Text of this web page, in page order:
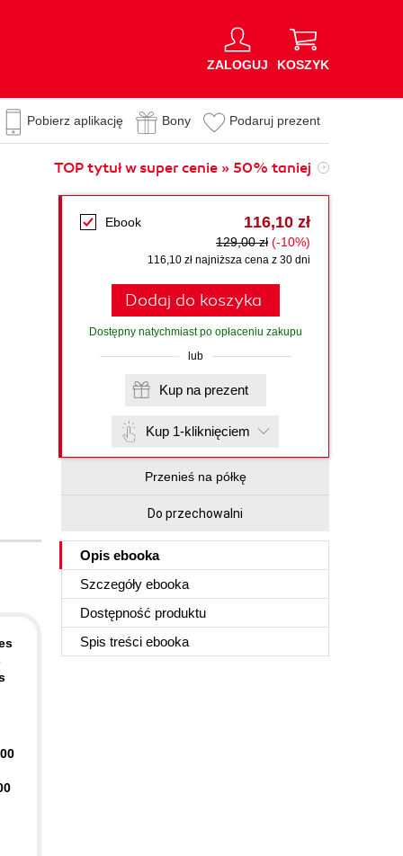
ZALOGUJ KOSZYK
Pobierz aplikację Bony Podaruj prezent
TOP tytuł w super cenie » 50% taniej
Ebook 116,10 zł
129,00 zł (-10%)
116,10 zł najniższa cena z 30 dni
Dodaj do koszyka
Dostępny natychmiast po opłaceniu zakupu
lub
Kup na prezent
Kup 1-kliknięciem
Przenieś na półkę
Do przechowalni
Opis ebooka
Szczegóły ebooka
Dostępność produktu
Spis treści ebooka